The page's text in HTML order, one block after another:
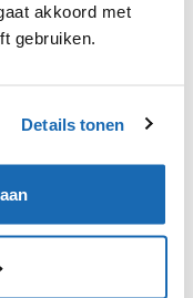
akkoord met
gebruiken.
Details tonen
diersoorten